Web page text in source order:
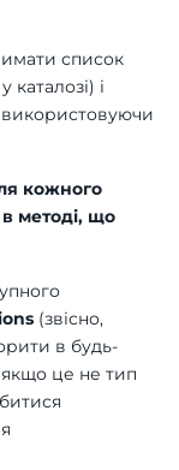
список
і
використовуючи
кожного
методі, що
(звісно,
в будь-
якщо це не тип